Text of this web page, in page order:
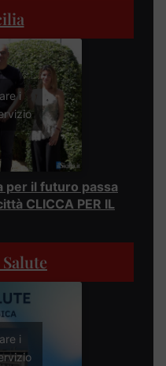
i
per il futuro passa
CLICCA PER IL
i